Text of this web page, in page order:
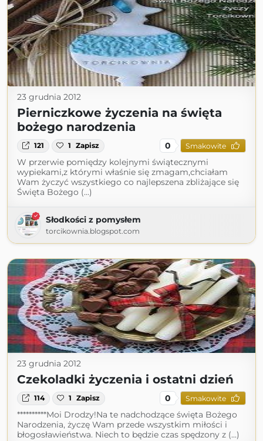
23 grudnia 2012
Pierniczkowe życzenia na święta
bożego narodzenia
121 1 Zapisz 0 Smakowite
W przerwie pomiędzy kolejnymi świątecznymi
wypiekami,z którymi właśnie się zmagam,chciałam
Wam życzyć wszystkiego co najlepszena zbliżające się
Święta Bożego (...)
Słodkości z pomysłem
torcikownia.blogspot.com
23 grudnia 2012
Czekoladki życzenia i ostatni dzień
114 1 Zapisz 0 Smakowite
**********Moi Drodzy!Na te nadchodzące święta Bożego
Narodzenia, życzę Wam przede wszystkim miłości i
błogosławieństwa. Niech to będzie czas spędzony z (...)